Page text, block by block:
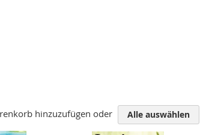
hinzuzufügen oder Alle auswählen